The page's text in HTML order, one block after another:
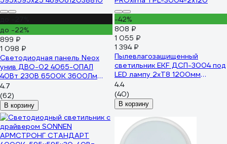
до -22%
899 ₽
1 098 ₽
Светодиодная панель Neox
унив ДВО-02 4065-ОПАЛ
40Вт 230В 6500К 3600Лм
595x595x25 4690612038810
4.7
(62)
В корзину
-42%
808 ₽
1 055 ₽
1 394 ₽
Пылевлагозащищенный
светильник EKF ДСП-3004 под
LED лампу 2хT8 1200мм
PROxima TPL-3004-2x120
4.4
(40)
В корзину